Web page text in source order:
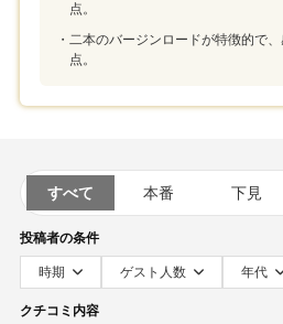
点。
二本のバージンロードが特徴的で
点。
すべて 本番 下見
投稿者の条件
時期 ゲスト人数 年代
クチコミ内容